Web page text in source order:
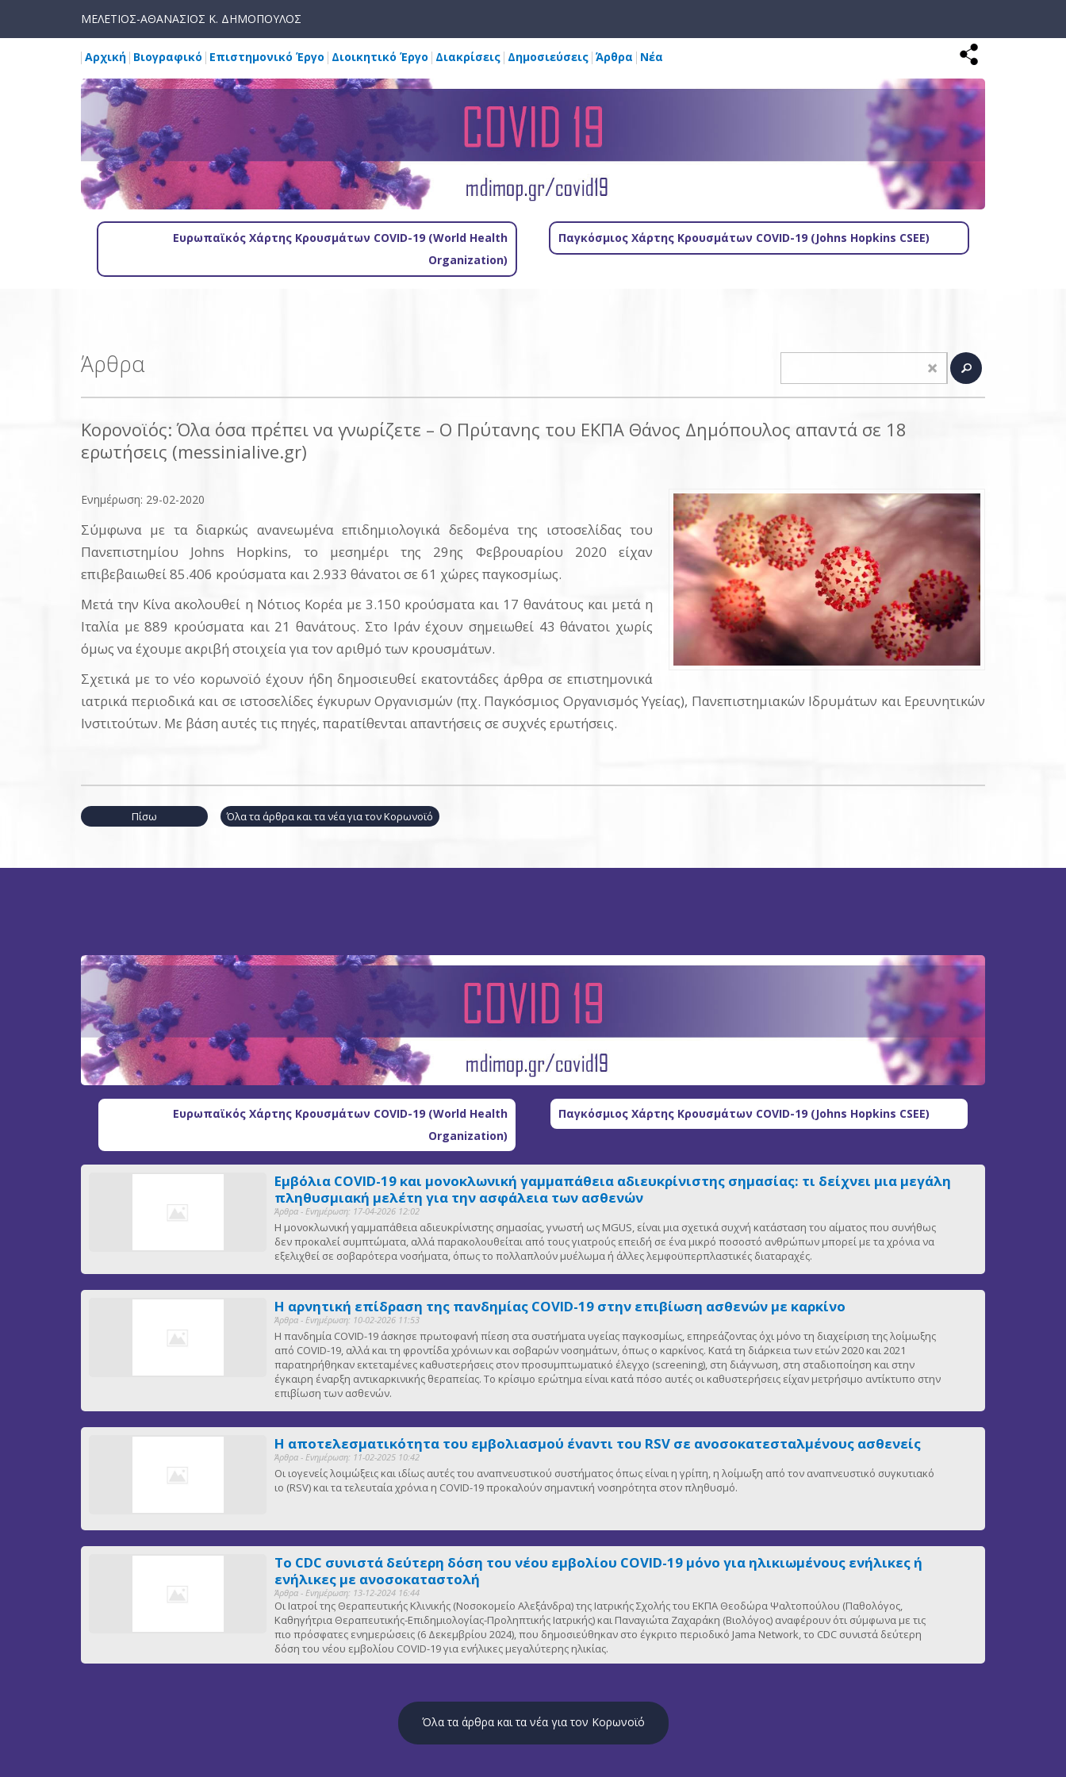
ΜΕΛΕΤΙΟΣ-ΑΘΑΝΑΣΙΟΣ Κ. ΔΗΜΟΠΟΥΛΟΣ
Αρχική Βιογραφικό Επιστημονικό Έργο Διοικητικό Έργο Διακρίσεις Δημοσιεύσεις Άρθρα Νέα
Ευρωπαϊκός Χάρτης Κρουσμάτων COVID-19 (World Health
Organization)
Παγκόσμιος Χάρτης Κρουσμάτων COVID-19 (Johns Hopkins CSEE)
Άρθρα
Κορονοϊός: Όλα όσα πρέπει να γνωρίζετε – O Πρύτανης του ΕΚΠΑ Θάνος Δημόπουλος απαντά σε 18
ερωτήσεις (messinialive.gr)
Ενημέρωση: 29-02-2020
Σύμφωνα με τα διαρκώς ανανεωμένα επιδημιολογικά δεδομένα της ιστοσελίδας του
Πανεπιστημίου Johns Hopkins, το μεσημέρι της 29ης Φεβρουαρίου 2020 είχαν
επιβεβαιωθεί 85.406 κρούσματα και 2.933 θάνατοι σε 61 χώρες παγκοσμίως.
Μετά την Κίνα ακολουθεί η Νότιος Κορέα με 3.150 κρούσματα και 17 θανάτους και μετά η
Ιταλία με 889 κρούσματα και 21 θανάτους. Στο Ιράν έχουν σημειωθεί 43 θάνατοι χωρίς
όμως να έχουμε ακριβή στοιχεία για τον αριθμό των κρουσμάτων.
Σχετικά με το νέο κορωνοϊό έχουν ήδη δημοσιευθεί εκατοντάδες άρθρα σε επιστημονικά
ιατρικά περιοδικά και σε ιστοσελίδες έγκυρων Οργανισμών (πχ. Παγκόσμιος Οργανισμός Υγείας), Πανεπιστημιακών Ιδρυμάτων και Ερευνητικών
Ινστιτούτων. Με βάση αυτές τις πηγές, παρατίθενται απαντήσεις σε συχνές ερωτήσεις.
Πίσω Όλα τα άρθρα και τα νέα για τον Κορωνοϊό
Ευρωπαϊκός Χάρτης Κρουσμάτων COVID-19 (World Health
Organization)
Παγκόσμιος Χάρτης Κρουσμάτων COVID-19 (Johns Hopkins CSEE)
Εμβόλια COVID-19 και μονοκλωνική γαμμαπάθεια αδιευκρίνιστης σημασίας: τι δείχνει μια μεγάλη
πληθυσμιακή μελέτη για την ασφάλεια των ασθενών
Άρθρα - Ενημέρωση: 17-04-2026 12:02
Η μονοκλωνική γαμμαπάθεια αδιευκρίνιστης σημασίας, γνωστή ως MGUS, είναι μια σχετικά συχνή κατάσταση του αίματος που συνήθως
δεν προκαλεί συμπτώματα, αλλά παρακολουθείται από τους γιατρούς επειδή σε ένα μικρό ποσοστό ανθρώπων μπορεί με τα χρόνια να
εξελιχθεί σε σοβαρότερα νοσήματα, όπως το πολλαπλούν μυέλωμα ή άλλες λεμφοϋπερπλαστικές διαταραχές.
Η αρνητική επίδραση της πανδημίας COVID-19 στην επιβίωση ασθενών με καρκίνο
Άρθρα - Ενημέρωση: 10-02-2026 11:53
Η πανδημία COVID-19 άσκησε πρωτοφανή πίεση στα συστήματα υγείας παγκοσμίως, επηρεάζοντας όχι μόνο τη διαχείριση της λοίμωξης
από COVID-19, αλλά και τη φροντίδα χρόνιων και σοβαρών νοσημάτων, όπως ο καρκίνος. Κατά τη διάρκεια των ετών 2020 και 2021
παρατηρήθηκαν εκτεταμένες καθυστερήσεις στον προσυμπτωματικό έλεγχο (screening), στη διάγνωση, στη σταδιοποίηση και στην
έγκαιρη έναρξη αντικαρκινικής θεραπείας. Το κρίσιμο ερώτημα είναι κατά πόσο αυτές οι καθυστερήσεις είχαν μετρήσιμο αντίκτυπο στην
επιβίωση των ασθενών.
Η αποτελεσματικότητα του εμβολιασμού έναντι του RSV σε ανοσοκατεσταλμένους ασθενείς
Άρθρα - Ενημέρωση: 11-02-2025 10:42
Οι ιογενείς λοιμώξεις και ιδίως αυτές του αναπνευστικού συστήματος όπως είναι η γρίπη, η λοίμωξη από τον αναπνευστικό συγκυτιακό
ιο (RSV) και τα τελευταία χρόνια η COVID-19 προκαλούν σημαντική νοσηρότητα στον πληθυσμό.
Το CDC συνιστά δεύτερη δόση του νέου εμβολίου COVID-19 μόνο για ηλικιωμένους ενήλικες ή
ενήλικες με ανοσοκαταστολή
Άρθρα - Ενημέρωση: 13-12-2024 16:44
Οι Ιατροί της Θεραπευτικής Κλινικής (Νοσοκομείο Αλεξάνδρα) της Ιατρικής Σχολής του ΕΚΠΑ Θεοδώρα Ψαλτοπούλου (Παθολόγος,
Καθηγήτρια Θεραπευτικής-Επιδημιολογίας-Προληπτικής Ιατρικής) και Παναγιώτα Ζαχαράκη (Βιολόγος) αναφέρουν ότι σύμφωνα με τις
πιο πρόσφατες ενημερώσεις (6 Δεκεμβρίου 2024), που δημοσιεύθηκαν στο έγκριτο περιοδικό Jama Network, το CDC συνιστά δεύτερη
δόση του νέου εμβολίου COVID-19 για ενήλικες μεγαλύτερης ηλικίας.
Όλα τα άρθρα και τα νέα για τον Κορωνοϊό